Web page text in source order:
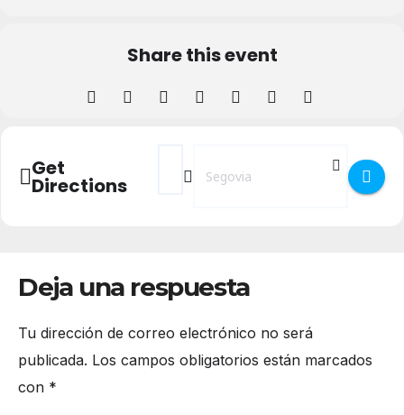
Share this event
Get
Directions
Address - Tour España de Capoeira –
Destination Address - Tour
Deja una respuesta
Tu dirección de correo electrónico no será
publicada. Los campos obligatorios están marcados
con *